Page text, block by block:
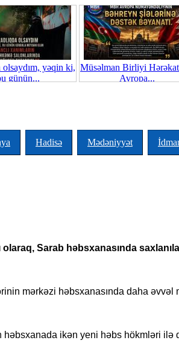
olsaydım, yəqin ki,
günün...
Müsəlman Birliyi
Avropa...
Hadisə Mədəniyyət
olaraq, Sarab həbsxanasında
mərkəzi həbsxanasında daha
ikən yeni həbs hökmləri ilə